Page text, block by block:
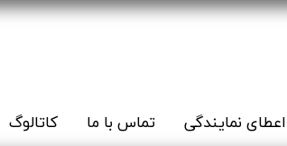
اعطای نمایندگی تماس با ما کاتالوگ